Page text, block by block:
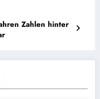
Zahlen hinter